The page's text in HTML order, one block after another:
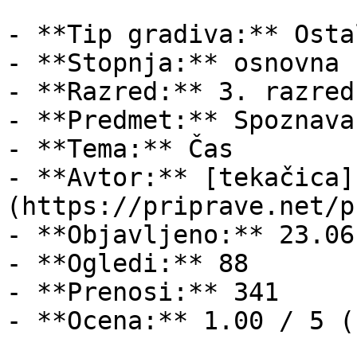
- **Tip gradiva:**
- **Stopnja:** osnovna
- **Razred:** 3. razred
- **Predmet:**
- **Tema:** Čas
- **Avtor:** [tekačica]
(https://priprave.net/
- **Objavljeno:**
- **Ogledi:** 88
- **Prenosi:** 341
- **Ocena:** 1.00 / 5